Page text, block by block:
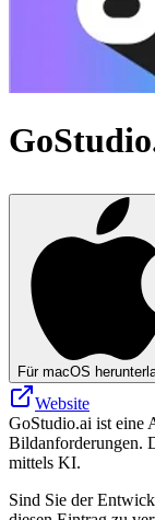
Für macOS
Website
GoStudio.ai ist eine
Bildanforderungen.
mittels KI.
Sind Sie der